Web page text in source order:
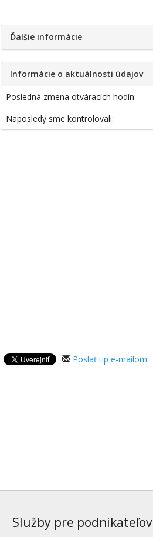
Ďalšie informácie
Informácie o aktuálnosti údajov
Posledná zmena otváracích hodín:
Naposledy sme kontrolovali:
Poslať tip e-mailom
Služby pre podnikateľov